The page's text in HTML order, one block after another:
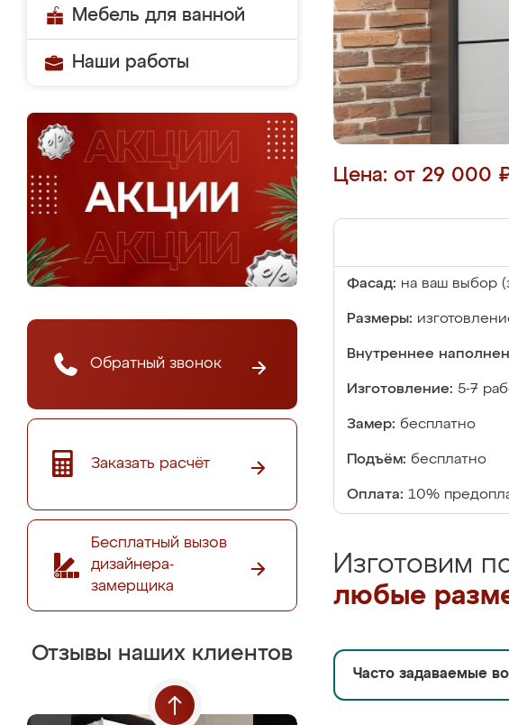
Мебель для ванной
Наши работы
Обратный звонок
Заказать расчёт
Бесплатный вызов
дизайнера-
замерщика
Отзывы наших клиентов
Цена: от 29 000
Фасад: на ваш выбор
Размеры:
Внутреннее
Изготовление: 5-7
Замер: бесплатно
Подъём: бесплатно
Оплата: 10%
Изготовим
любые
Часто задаваемые